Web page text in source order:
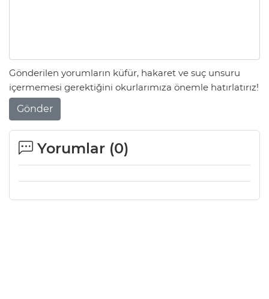
Gönderilen yorumların küfür, hakaret ve suç unsuru
içermemesi gerektiğini okurlarımıza önemle hatırlatırız!
Gönder
Yorumlar (0)